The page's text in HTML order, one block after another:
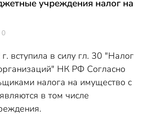
учреждения налог на
0
вступила в силу гл. 30 "Налог
НК РФ Согласно
налога на имущество с
в том числе